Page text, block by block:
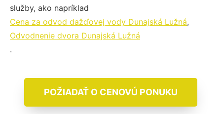
služby, ako napríklad
Cena za odvod dažďovej vody Dunajská Lužná,
Odvodnenie dvora Dunajská Lužná
.
POŽIADAŤ O CENOVÚ PONUKU